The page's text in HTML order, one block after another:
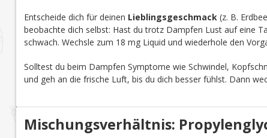
Entscheide dich für deinen Lieblingsgeschmack(z. B.
beobachte dich selbst: Hast du trotz Dampfen Lust auf eine
schwach. Wechsle zum 18 mg Liquid und wiederhole den
Solltest du beim Dampfen Symptome wie Schwindel,
und geh an die frische Luft, bis du dich besser fühlst. Dann
Mischungsverhältnis: